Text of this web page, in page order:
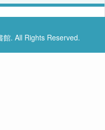
. All Rights Reserved.